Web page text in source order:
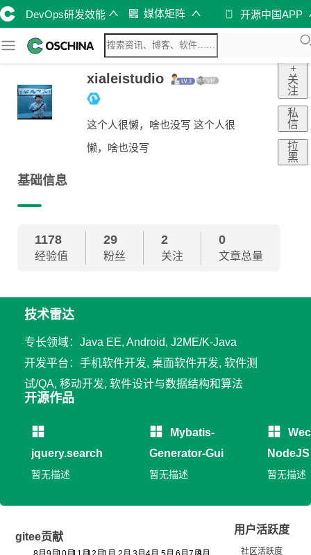
DevOps研发效能 媒体矩阵 开源中国APP
xialeistudio
这个人很懒，啥也没写 这个人很
懒，啥也没写
+
关
注
私
信
拉
黑
基础信息
1178
经验值
29
粉丝
2
关注
0
文章总量
技术雷达
专长领域：Java EE, Android, J2ME/K-Java
开发平台：手机软件开发, 桌面软件开发, 软件测
试/QA, 移动开发, 软件设计与数据结构和算法
开源作品
jquery.search
暂无描述
Mybatis-
Generator-Gui
暂无描述
NodeJS
暂无描述
gitee贡献
用户活跃度